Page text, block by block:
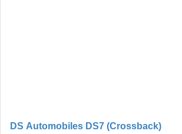
DS Automobiles DS7 (Crossback)